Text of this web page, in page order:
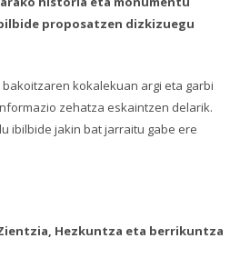
proposatzen dizkizuegu
kokalekuan argi eta garbi
zehatza eskaintzen delarik.
ibilbide jakin bat jarraitu gabe ere
Hezkuntza eta berrikuntza